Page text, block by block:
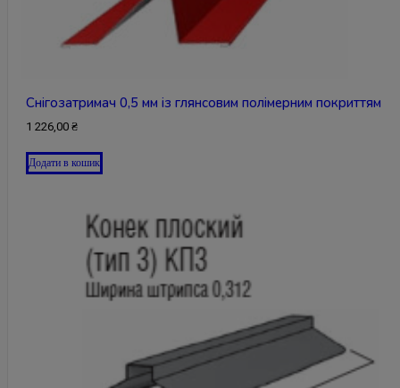
Снігозатримач 0,5 мм із глянсовим полімерним покриттям
1 226,00₴
Додати в кошик